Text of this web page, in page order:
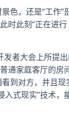
色，还是“工作”
时此刻“正在进行
发者大会上所提
通家庭客厅的房
到对方，并且现
入式现实”技术，